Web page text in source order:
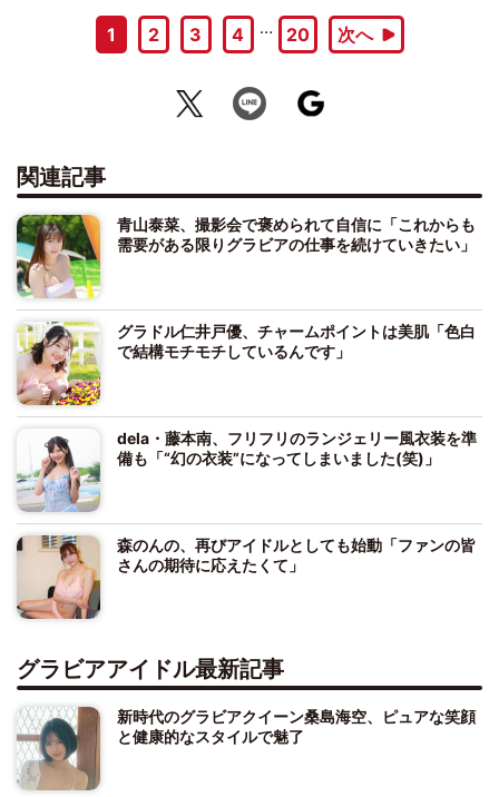
1 2 3 4 … 20 次へ
関連記事
青山泰菜、撮影会で褒められて自信に「これからも
需要がある限りグラビアの仕事を続けていきたい」
グラドル仁井戸優、チャームポイントは美肌「色白
で結構モチモチしているんです」
dela・藤本南、フリフリのランジェリー風衣装を準
備も「“幻の衣装”になってしまいました(笑)」
森のんの、再びアイドルとしても始動「ファンの皆
さんの期待に応えたくて」
グラビアアイドル最新記事
新時代のグラビアクイーン桑島海空、ピュアな笑顔
と健康的なスタイルで魅了